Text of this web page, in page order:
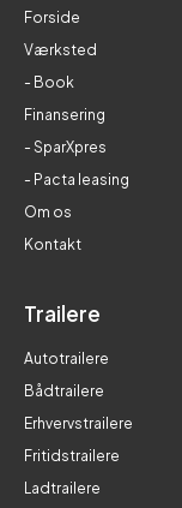
Forside
Værksted
- Book
Finansering
- SparXpres
- Pacta leasing
Om os
Kontakt
Trailere
Autotrailere
Bådtrailere
Erhvervstrailere
Fritidstrailere
Ladtrailere